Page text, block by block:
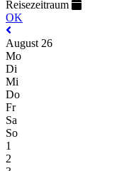
Reisezeitraum
OK
August 26
Mo
Di
Mi
Do
Fr
Sa
So
1
2